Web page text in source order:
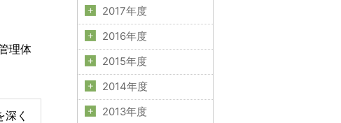
理体
く
2017年度
2016年度
2015年度
2014年度
2013年度